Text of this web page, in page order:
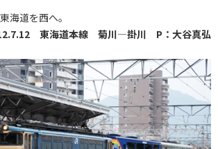
海道を西へ。
東海道本線 菊川―掛川 P：大谷真弘